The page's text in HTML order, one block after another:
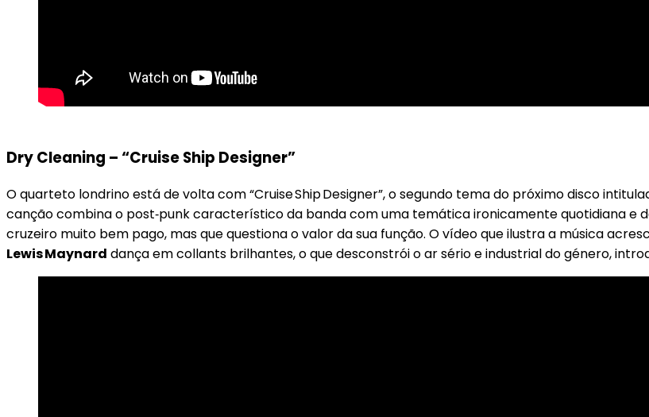
Dry Cleaning – “Cruise Ship Designer”
O quarteto londrino está de volta com “Cruise Ship Designer”, o segundo tema do próximo disco
canção combina o post‑punk característico da banda com uma temática ironicamente quotidiana e
cruzeiro muito bem pago, mas que questiona o valor da sua função. O vídeo que ilustra a música
Lewis Maynard dança em collants brilhantes, o que desconstrói o ar sério e industrial do género,